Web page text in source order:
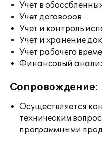
Учет в
Учет договоров
Учет и контроль
Учет и хранение
Учет рабочего
Финансовый
Сопровождение:
Осуществляется
техническим
программными